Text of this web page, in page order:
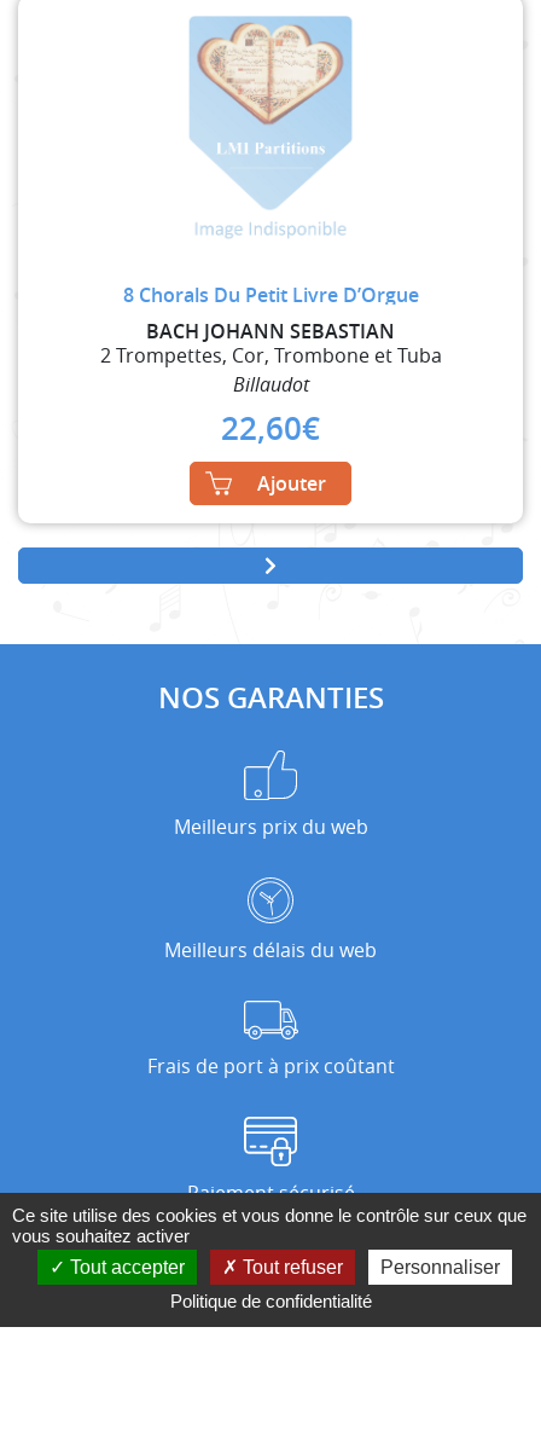
8 Chorals Du Petit Livre D’Orgue
BACH JOHANN SEBASTIAN
2 Trompettes, Cor, Trombone et Tuba
Billaudot
22,60€
Ajouter
NOS GARANTIES
Meilleurs prix du web
Meilleurs délais du web
Frais de port à prix coûtant
Paiement sécurisé
Nos magasins
Ce site utilise des cookies et vous donne le contrôle sur ceux que
vous souhaitez activer
Tout accepter
Tout refuser
Personnaliser
Politique de confidentialité